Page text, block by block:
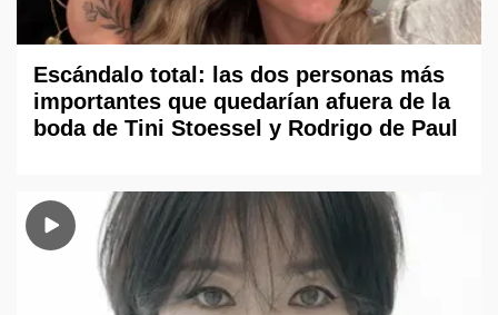
Escándalo total: las dos personas más
importantes que quedarían afuera de la
boda de Tini Stoessel y Rodrigo de Paul